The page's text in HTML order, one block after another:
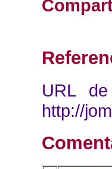
URL
http://